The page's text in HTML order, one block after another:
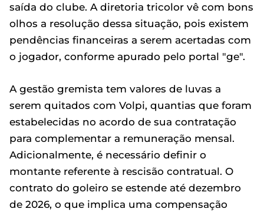
saída do clube. A diretoria tricolor vê com bons
olhos a resolução dessa situação, pois existem
pendências financeiras a serem acertadas com
o jogador, conforme apurado pelo portal "ge".
A gestão gremista tem valores de luvas a
serem quitados com Volpi, quantias que foram
estabelecidas no acordo de sua contratação
para complementar a remuneração mensal.
Adicionalmente, é necessário definir o
montante referente à rescisão contratual. O
contrato do goleiro se estende até dezembro
de 2026, o que implica uma compensação